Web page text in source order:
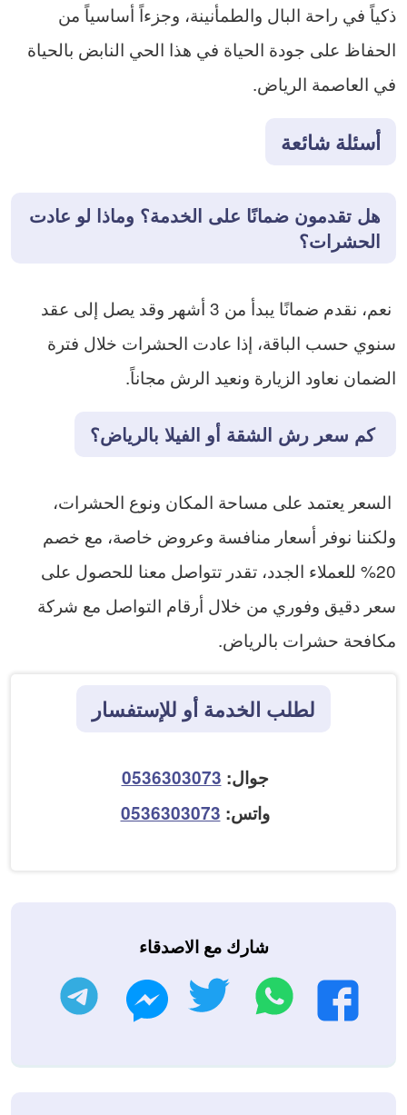
ذكياً في راحة البال والطمأنينة، وجزءاً أساسياً من
الحفاظ على جودة الحياة في هذا الحي النابض بالحياة
في العاصمة الرياض.
أسئلة شائعة
هل تقدمون ضمانًا على الخدمة؟ وماذا لو عادت
الحشرات؟
نعم، نقدم ضمانًا يبدأ من 3 أشهر وقد يصل إلى عقد
سنوي حسب الباقة، إذا عادت الحشرات خلال فترة
الضمان نعاود الزيارة ونعيد الرش مجاناً.
كم سعر رش الشقة أو الفيلا بالرياض؟
السعر يعتمد على مساحة المكان ونوع الحشرات،
ولكننا نوفر أسعار منافسة وعروض خاصة، مع خصم
20% للعملاء الجدد، تقدر تتواصل معنا للحصول على
سعر دقيق وفوري من خلال أرقام التواصل مع شركة
مكافحة حشرات بالرياض.
لطلب الخدمة أو للإستفسار
جوال: 0536303073
واتس: 0536303073
شارك مع الاصدقاء
فيسبوك
واتساب تويتر ماسنجر